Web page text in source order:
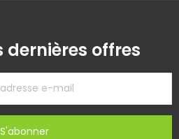
dernières offres
S'abonner